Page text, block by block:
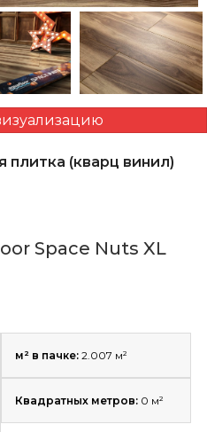
плитка (кварц винил)
Space Nuts XL
м² в пачке: 2.007 м²
Квадратных метров: 0 м²